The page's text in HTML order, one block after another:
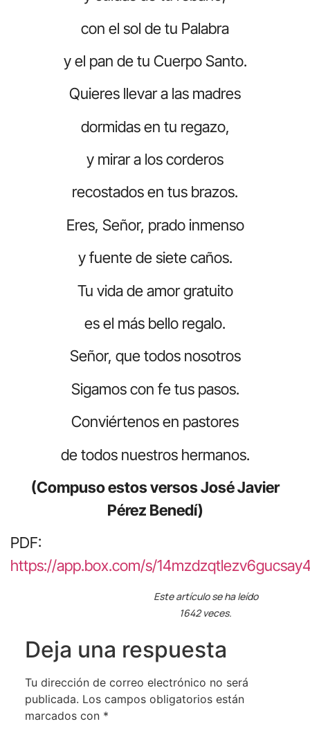
con el sol de tu Palabra
y el pan de tu Cuerpo Santo.
Quieres llevar a las madres
dormidas en tu regazo,
y mirar a los corderos
recostados en tus brazos.
Eres, Señor, prado inmenso
y fuente de siete caños.
Tu vida de amor gratuito
es el más bello regalo.
Señor, que todos nosotros
Sigamos con fe tus pasos.
Conviértenos en pastores
de todos nuestros hermanos.
(Compuso estos versos José Javier
Pérez Benedí)
PDF:
https://app.box.com/s/
Este artículo se ha leído
1642 veces.
Deja una respuesta
Tu dirección de correo electrónico no será
publicada. Los campos obligatorios están
marcados con *